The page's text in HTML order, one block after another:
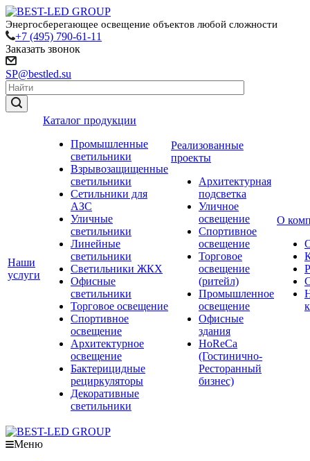
Энергосберегающее освещение объектов любой сложности
+7 (495) 790-61-11
Заказать звонок
SP@bestled.su
Наши
услуги
Каталог продукции
Промышленные
светильники
Взрывозащищенные
светильники
Сетильники для
АЗС
Уличные
светильники
Линейные
светильники
Светильники ЖКХ
Офисные
светильники
Торговое освещение
Спортивное
освещение
Архитектурное
освещение
Бактерицидные
рециркуляторы
Декоративные
светильники
Реализованные
проекты
Архитектурная
подсветка
Уличное
освещение
Спортивное
освещение
Торговое
освещение
(ритейл)
Промышленное
освещение
Офисные
здания
HoReCa
(Гостинично-
Ресторанный
бизнес)
О
Меню